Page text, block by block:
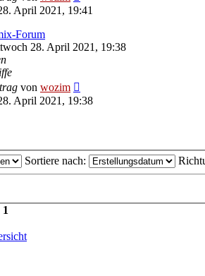
April 2021, 19:41
Forum
28. April 2021, 19:38
von wozim
April 2021, 19:38
Sortiere nach:
1